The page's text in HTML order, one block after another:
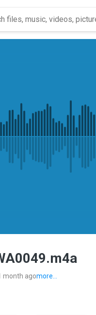
month agomore...